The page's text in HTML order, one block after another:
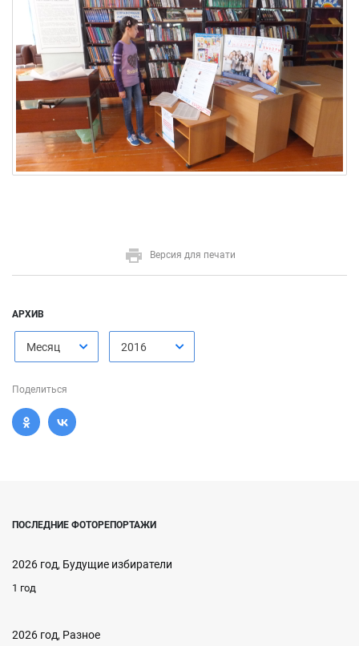
Версия для печати
АРХИВ
Месяц 2016
Поделиться
ПОСЛЕДНИЕ ФОТОРЕПОРТАЖИ
2026 год, Будущие избиратели
1 год
2026 год, Разное